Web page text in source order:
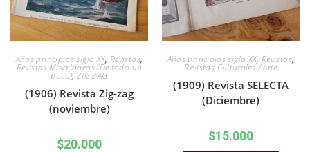
Años principios siglo XX,Revistas,
Revistas Misceláneas (De todo un
poco), ZIG ZAG
(1906) Revista Zig-zag
(noviembre)
$20.000
Años principios siglo XX,Revistas,
Revistas Culturales / Arte
(1909) Revista SELECTA
(Diciembre)
$15.000